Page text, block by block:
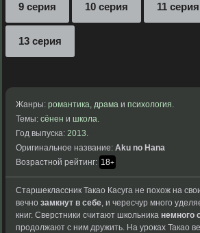
9 серия 10 серия 11 серия
13 серия
Жанры: романтика, драма и психология.
Темы: сёнен и школа.
Год выпуска: 2013.
Оригинальное название: Aku no Hana
Возрастной рейтинг: 18+
Старшеклассник Такао Касуга не похож на
вечно замкнут в себе, и чересчур много
книг. Сверстники считают школьника немного
продолжают с ним дружить. На уроках Такао